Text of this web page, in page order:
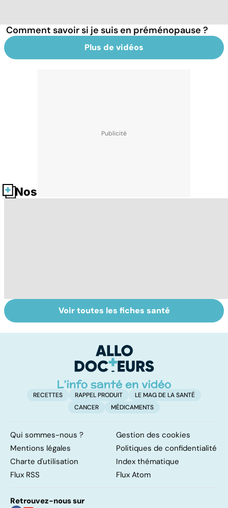
Comment savoir si je suis en préménopause ?
Plus de vidéos
Nos fiches santé
Faire du sport à
domicile, c'est
Maladie de Lyme,
quand les tiques
Voir toutes les fiches santé
RECETTES RAPPEL PRODUIT
LE MAG DE LA SANTÉ
CANCER
MÉDICAMENTS
Qui sommes-nous ?
Gestion des cookies
Mentions légales
Politiques de confidentialité
Charte d'utilisation
Index thématique
Flux RSS
Flux Atom
Retrouvez-nous sur